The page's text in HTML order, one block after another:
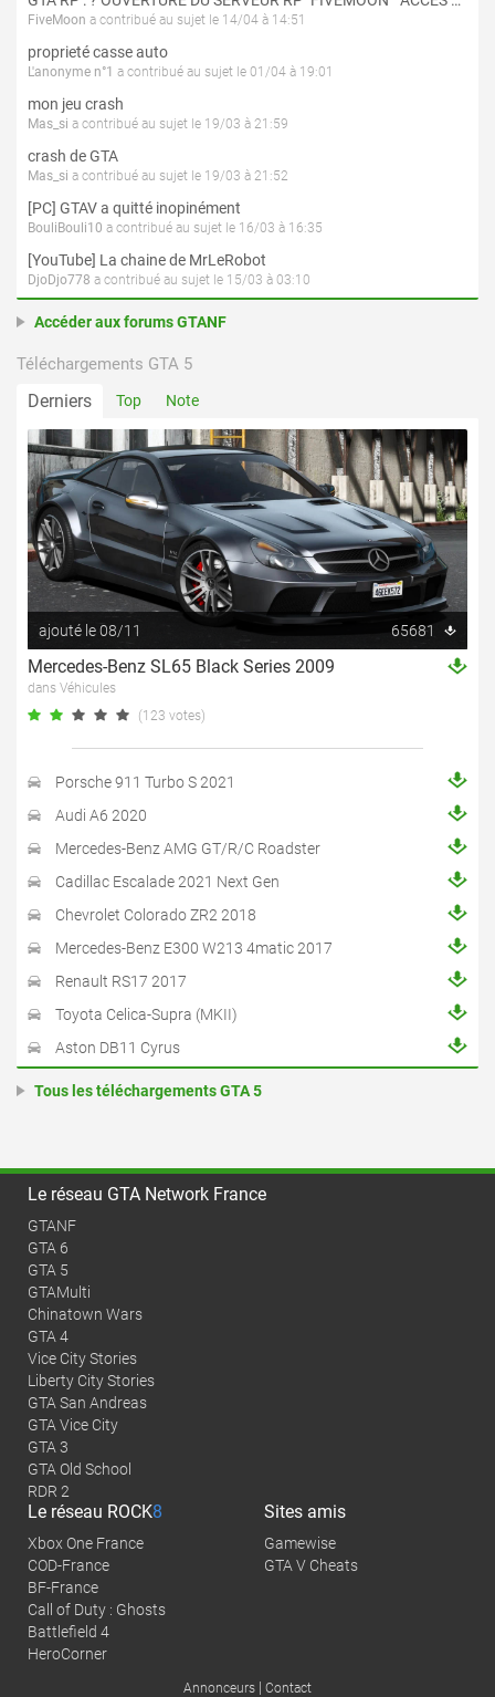
FiveMoon a contribué au sujet le 14/04 à 14:51
proprieté casse auto
L'anonyme n°1 a contribué au sujet le 01/04 à 19:01
mon jeu crash
Mas_si a contribué au sujet le 19/03 à 21:59
crash de GTA
Mas_si a contribué au sujet le 19/03 à 21:52
[PC] GTAV a quitté inopinément
BouliBouli10 a contribué au sujet le 16/03 à 16:35
[YouTube] La chaine de MrLeRobot
DjoDjo778 a contribué au sujet le 15/03 à 03:10
Accéder aux forums GTANF
Téléchargements GTA 5
Derniers Top Note
ajouté le 08/11 65681
Mercedes-Benz SL65 Black Series 2009
dans Véhicules
(123 votes)
Porsche 911 Turbo S 2021
Audi A6 2020
Mercedes-Benz AMG GT/R/C Roadster
Cadillac Escalade 2021 Next Gen
Chevrolet Colorado ZR2 2018
Mercedes-Benz E300 W213 4matic 2017
Renault RS17 2017
Toyota Celica-Supra (MKII)
Aston DB11 Cyrus
Tous les téléchargements GTA 5
Le réseau GTA Network France
GTANF
GTA 6
GTA 5
GTAMulti
Chinatown Wars
GTA 4
Vice City Stories
Liberty City Stories
GTA San Andreas
GTA Vice City
GTA 3
GTA Old School
RDR 2
Le réseau ROCK8
Xbox One France
COD-France
BF-France
Call of Duty : Ghosts
Battlefield 4
HeroCorner
Sites amis
Gamewise
GTA V Cheats
Annonceurs | Contact